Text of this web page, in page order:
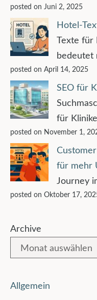
posted on Juni 2, 2025
Hotel-
Texte für
bedeutet
posted on April 14, 2025
SEO für
für
posted on November 1,
für mehr
Journey
posted on Oktober 17,
Archive
Allgemein